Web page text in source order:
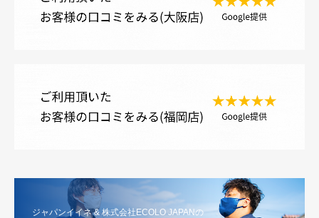
ジャパンイイネ & 株式会社ECOLO JAPANの